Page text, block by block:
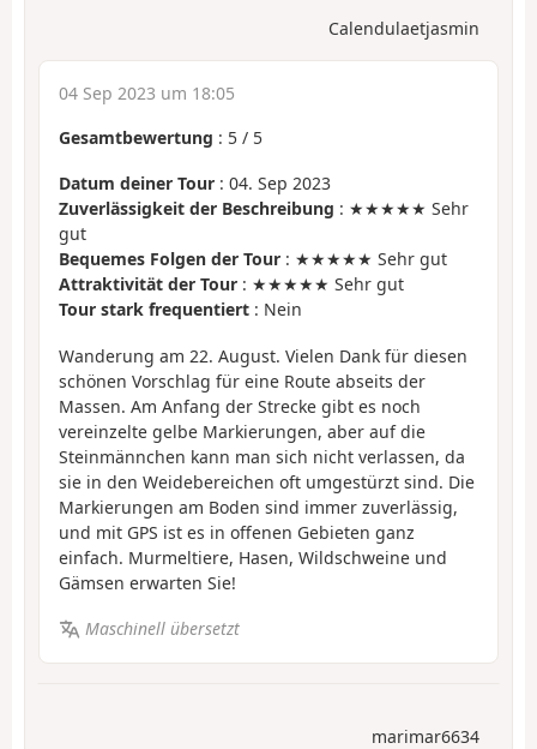
Calendulaetjasmin
04 Sep 2023 um 18:05
Gesamtbewertung : 5 / 5
Datum deiner Tour : 04. Sep 2023
Zuverlässigkeit der Beschreibung : ★★★★★ Sehr
gut
Bequemes Folgen der Tour : ★★★★★ Sehr gut
Attraktivität der Tour : ★★★★★ Sehr gut
Tour stark frequentiert : Nein
Wanderung am 22. August. Vielen Dank für diesen
schönen Vorschlag für eine Route abseits der
Massen. Am Anfang der Strecke gibt es noch
vereinzelte gelbe Markierungen, aber auf die
Steinmännchen kann man sich nicht verlassen, da
sie in den Weidebereichen oft umgestürzt sind. Die
Markierungen am Boden sind immer zuverlässig,
und mit GPS ist es in offenen Gebieten ganz
einfach. Murmeltiere, Hasen, Wildschweine und
Gämsen erwarten Sie!
Maschinell übersetzt
marimar6634